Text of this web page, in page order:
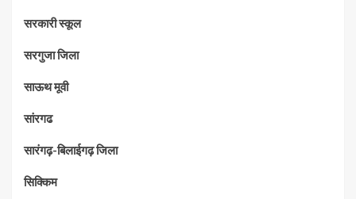
सरकारी स्कूल
सरगुजा जिला
साऊथ मूवी
सांरगढ
सारंगढ़-बिलाईगढ़ जिला
सिक्किम